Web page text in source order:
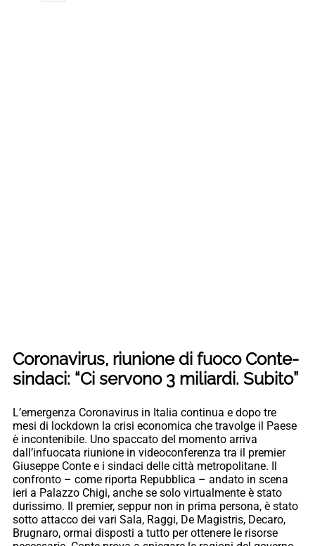
Coronavirus, riunione di fuoco Conte-
sindaci: “Ci servono 3 miliardi. Subito”
L’emergenza Coronavirus in Italia continua e dopo tre
mesi di lockdown la crisi economica che travolge il Paese
è incontenibile. Uno spaccato del momento arriva
dall’infuocata riunione in videoconferenza tra il premier
Giuseppe Conte e i sindaci delle città metropolitane. Il
confronto – come riporta Repubblica – andato in scena
ieri a Palazzo Chigi, anche se solo virtualmente è stato
durissimo. Il premier, seppur non in prima persona, è stato
sotto attacco dei vari Sala, Raggi, De Magistris, Decaro,
Brugnaro, ormai disposti a tutto per ottenere le risorse